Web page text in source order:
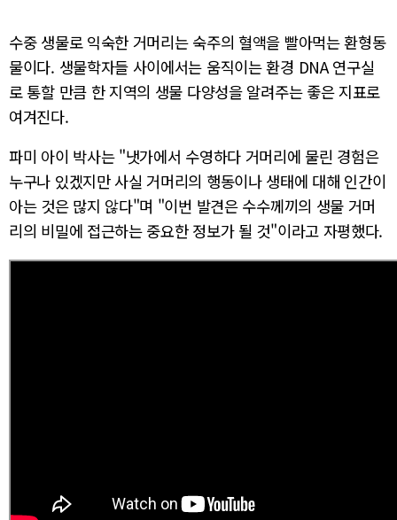
수중 생물로 익숙한 거머리는 숙주의 혈액을 빨아먹는 환형동
물이다. 생물학자들 사이에서는 움직이는 환경 DNA 연구실
로 통할 만큼 한 지역의 생물 다양성을 알려주는 좋은 지표로
여겨진다.
파미 아이 박사는 "냇가에서 수영하다 거머리에 물린 경험은
누구나 있겠지만 사실 거머리의 행동이나 생태에 대해 인간이
아는 것은 많지 않다"며 "이번 발견은 수수께끼의 생물 거머
리의 비밀에 접근하는 중요한 정보가 될 것"이라고 자평했다.